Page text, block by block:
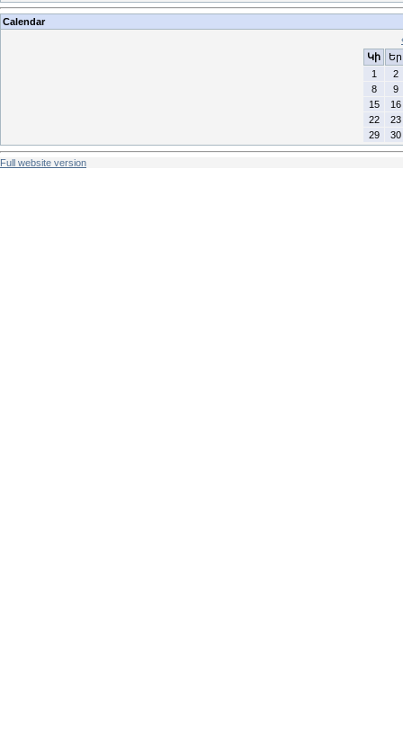
Calendar
Կի
Եր
1
2
8
9
15
16
22
23
29
30
Full website version